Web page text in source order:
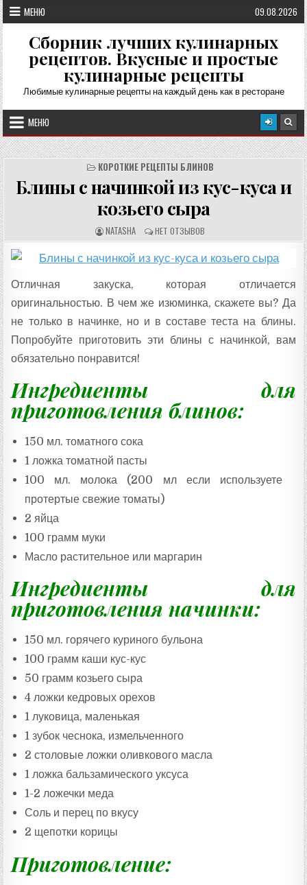
Перейти
к
содержимому
МЕНЮ 09.08.2026
Сборник лучших кулинарных
рецептов. Вкусные и простые
кулинарные рецепты
Любимые кулинарные рецепты на каждый день как в ресторане
МЕНЮ
КОРОТКИЕ РЕЦЕПТЫ БЛИНОВ
Блины с начинкой из кус-куса и
козьего сыра
А
В
Т
О
Р
Е
Ц
А
:
NATASHA О
Т
З
Ы
В
НЕТ ОТЗЫВОВ
Отличная закуска, которая отличается
оригинальностью. В чем же изюминка, скажете вы? Да
не только в начинке, но и в составе теста на блины.
Попробуйте приготовить эти блины с начинкой, вам
обязательно понравится!
Ингредиенты для
приготовления блинов:
150 мл. томатного сока
1 ложка томатной пасты
100 мл. молока (200 мл если используете
протертые свежие томаты)
2 яйца
100 грамм муки
Масло растительное или маргарин
Ингредиенты для
приготовления начинки:
150 мл. горячего куриного бульона
100 грамм каши кус-кус
50 грамм козьего сыра
4 ложки кедровых орехов
1 луковица, маленькая
1 зубок чеснока, измельченного
2 столовые ложки оливкового масла
1 ложка бальзамического уксуса
1-2 ложечки меда
Соль и перец по вкусу
2 щепотки корицы
Приготовление: